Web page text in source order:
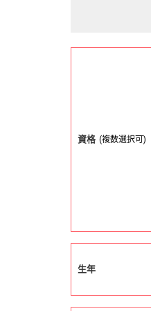
資格 (複数選択可)
生年